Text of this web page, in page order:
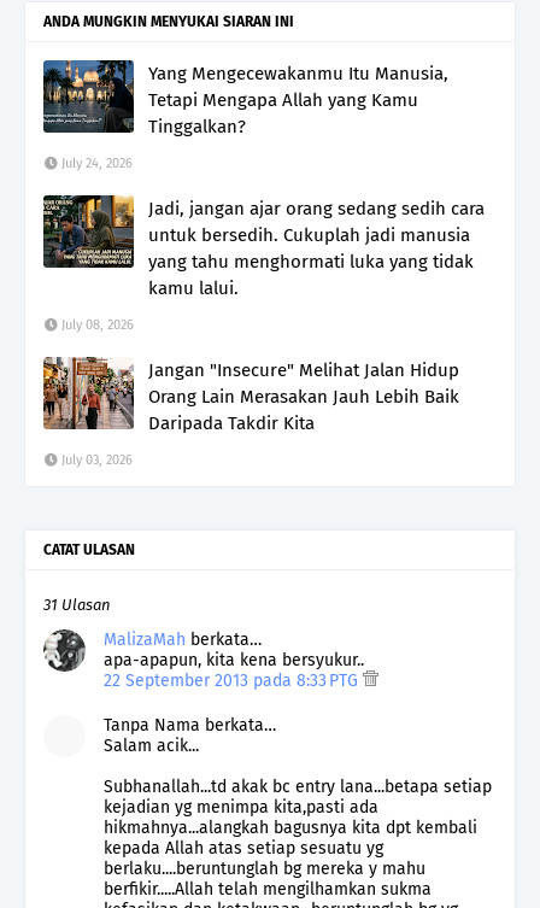
ANDA MUNGKIN MENYUKAI SIARAN INI
Yang Mengecewakanmu Itu Manusia,
Tetapi Mengapa Allah yang Kamu
Tinggalkan?
July 24, 2026
Jadi, jangan ajar orang sedang sedih cara
untuk bersedih. Cukuplah jadi manusia
yang tahu menghormati luka yang tidak
kamu lalui.
July 08, 2026
Jangan "Insecure" Melihat Jalan Hidup
Orang Lain Merasakan Jauh Lebih Baik
Daripada Takdir Kita
July 03, 2026
CATAT ULASAN
31 Ulasan
MalizaMah berkata…
apa-apapun, kita kena bersyukur..
22 September 2013 pada 8:33 PTG
Tanpa Nama berkata…
Salam acik...
Subhanallah...td akak bc entry lana...betapa setiap
kejadian yg menimpa kita,pasti ada
hikmahnya...alangkah bagusnya kita dpt kembali
kepada Allah atas setiap sesuatu yg
berlaku....beruntunglah bg mereka y mahu
berfikir.....Allah telah mengilhamkan sukma